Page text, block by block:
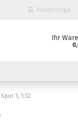
Kundenlogin
Ihr
1, 1:32